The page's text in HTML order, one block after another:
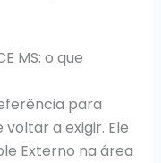
MS: o que
para
a exigir. Ele
Externo na área